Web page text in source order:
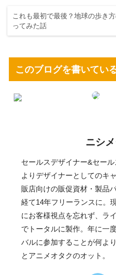
これも最初で最後？地球の歩き
ってみた話
このブログを書いてい
ニシ
セールスデザイナー&セー
よりデザイナーとしてのキ
販店向けの販促資材・製品
経て14年フリーランスに。
にお客様視点を忘れず、ラ
でトータルに製作。年に一
バルに参加することが何よ
とアニメオタクのオット。